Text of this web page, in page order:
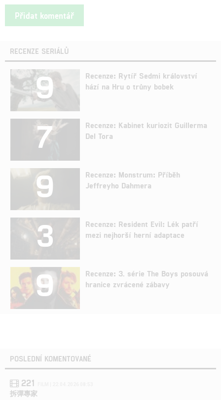
RECENZE SERIÁLŮ
9
Recenze: Rytíř Sedmi království
hází na Hru o trůny bobek
7
Recenze: Kabinet kuriozit Guillerma
Del Tora
9
Recenze: Monstrum: Příběh
Jeffreyho Dahmera
3
Recenze: Resident Evil: Lék patří
mezi nejhorší herní adaptace
9
Recenze: 3. série The Boys posouvá
hranice zvrácené zábavy
POSLEDNÍ KOMENTOVANÉ
221
拆彈專家